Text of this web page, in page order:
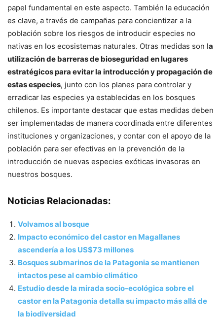
papel fundamental en este aspecto. También la educación
es clave, a través de campañas para concientizar a la
población sobre los riesgos de introducir especies no
nativas en los ecosistemas naturales. Otras medidas son la
utilización de barreras de bioseguridad en lugares
estratégicos para evitar la introducción y propagación de
estas especies, junto con los planes para controlar y
erradicar las especies ya establecidas en los bosques
chilenos. Es importante destacar que estas medidas deben
ser implementadas de manera coordinada entre diferentes
instituciones y organizaciones, y contar con el apoyo de la
población para ser efectivas en la prevención de la
introducción de nuevas especies exóticas invasoras en
nuestros bosques.
Noticias Relacionadas:
Volvamos al bosque
Impacto económico del castor en Magallanes
ascendería a los US$73 millones
Bosques submarinos de la Patagonia se mantienen
intactos pese al cambio climático
Estudio desde la mirada socio-ecológica sobre el
castor en la Patagonia detalla su impacto más allá de
la biodiversidad